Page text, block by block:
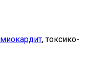
миокардит, токсико-